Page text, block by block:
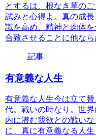
とするは、根なき草の
試みと心得よ。真の成
識を高め、精神と肉体
合致させることに他なら
記事
有意義な人生
有意義な人生今は立て
代。戦いの時なり。世界
内に潜む我欲との戦い
に、真に有意義なる人